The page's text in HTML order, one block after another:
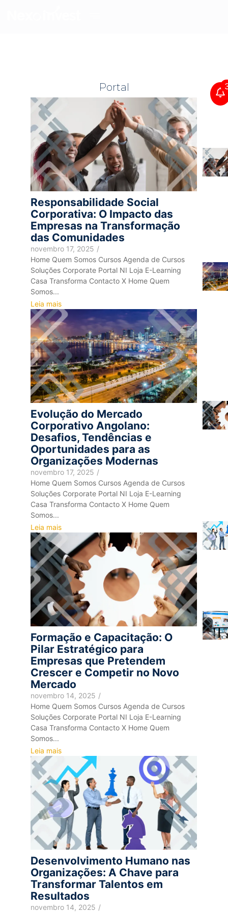
Portal
Responsabilidade Social
Corporativa: O Impacto das
Empresas na Transformação
das Comunidades
novembro 17, 2025 /
Home Quem Somos Cursos Agenda de Cursos
Soluções Corporate Portal NI Loja E-Learning
Casa Transforma Contacto X Home Quem
Somos...
Leia mais
Evolução do Mercado
Corporativo Angolano:
Desafios, Tendências e
Oportunidades para as
Organizações Modernas
novembro 17, 2025 /
Home Quem Somos Cursos Agenda de Cursos
Soluções Corporate Portal NI Loja E-Learning
Casa Transforma Contacto X Home Quem
Somos...
Leia mais
Formação e Capacitação: O
Pilar Estratégico para
Empresas que Pretendem
Crescer e Competir no Novo
Mercado
novembro 14, 2025 /
Home Quem Somos Cursos Agenda de Cursos
Soluções Corporate Portal NI Loja E-Learning
Casa Transforma Contacto X Home Quem
Somos...
Leia mais
Desenvolvimento Humano nas
Organizações: A Chave para
Transformar Talentos em
Resultados
novembro 14, 2025 /